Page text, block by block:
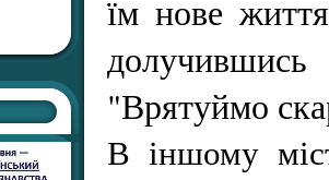
їм нове
"Врятуймо
В іншому